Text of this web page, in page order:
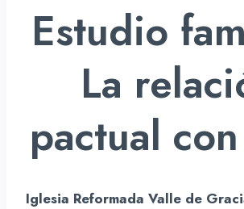
Estudio
La
pactual
Iglesia Reformada Valle de